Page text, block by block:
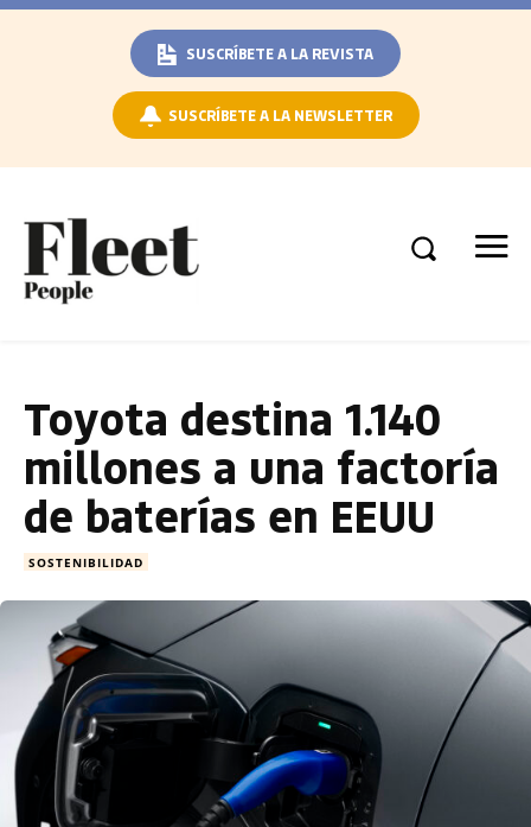
SUSCRÍBETE A LA REVISTA
SUSCRÍBETE A LA NEWSLETTER
Toyota destina 1.140
millones a una factoría
de baterías en EEUU
SOSTENIBILIDAD